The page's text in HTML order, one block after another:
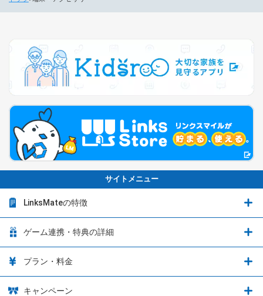
サイトメニュー
LinksMateの特徴
LinksMateの特徴
音声通話料金がもっとオトクに
ゲーム連携・特典の詳細
ゲーム連携・特典の詳細
プラン・料金
プラン・料金
キャンペーン